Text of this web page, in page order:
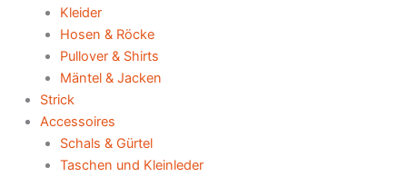
Kleider
Hosen & Röcke
Pullover & Shirts
Mäntel & Jacken
Strick
Accessoires
Schals & Gürtel
Taschen und Kleinleder